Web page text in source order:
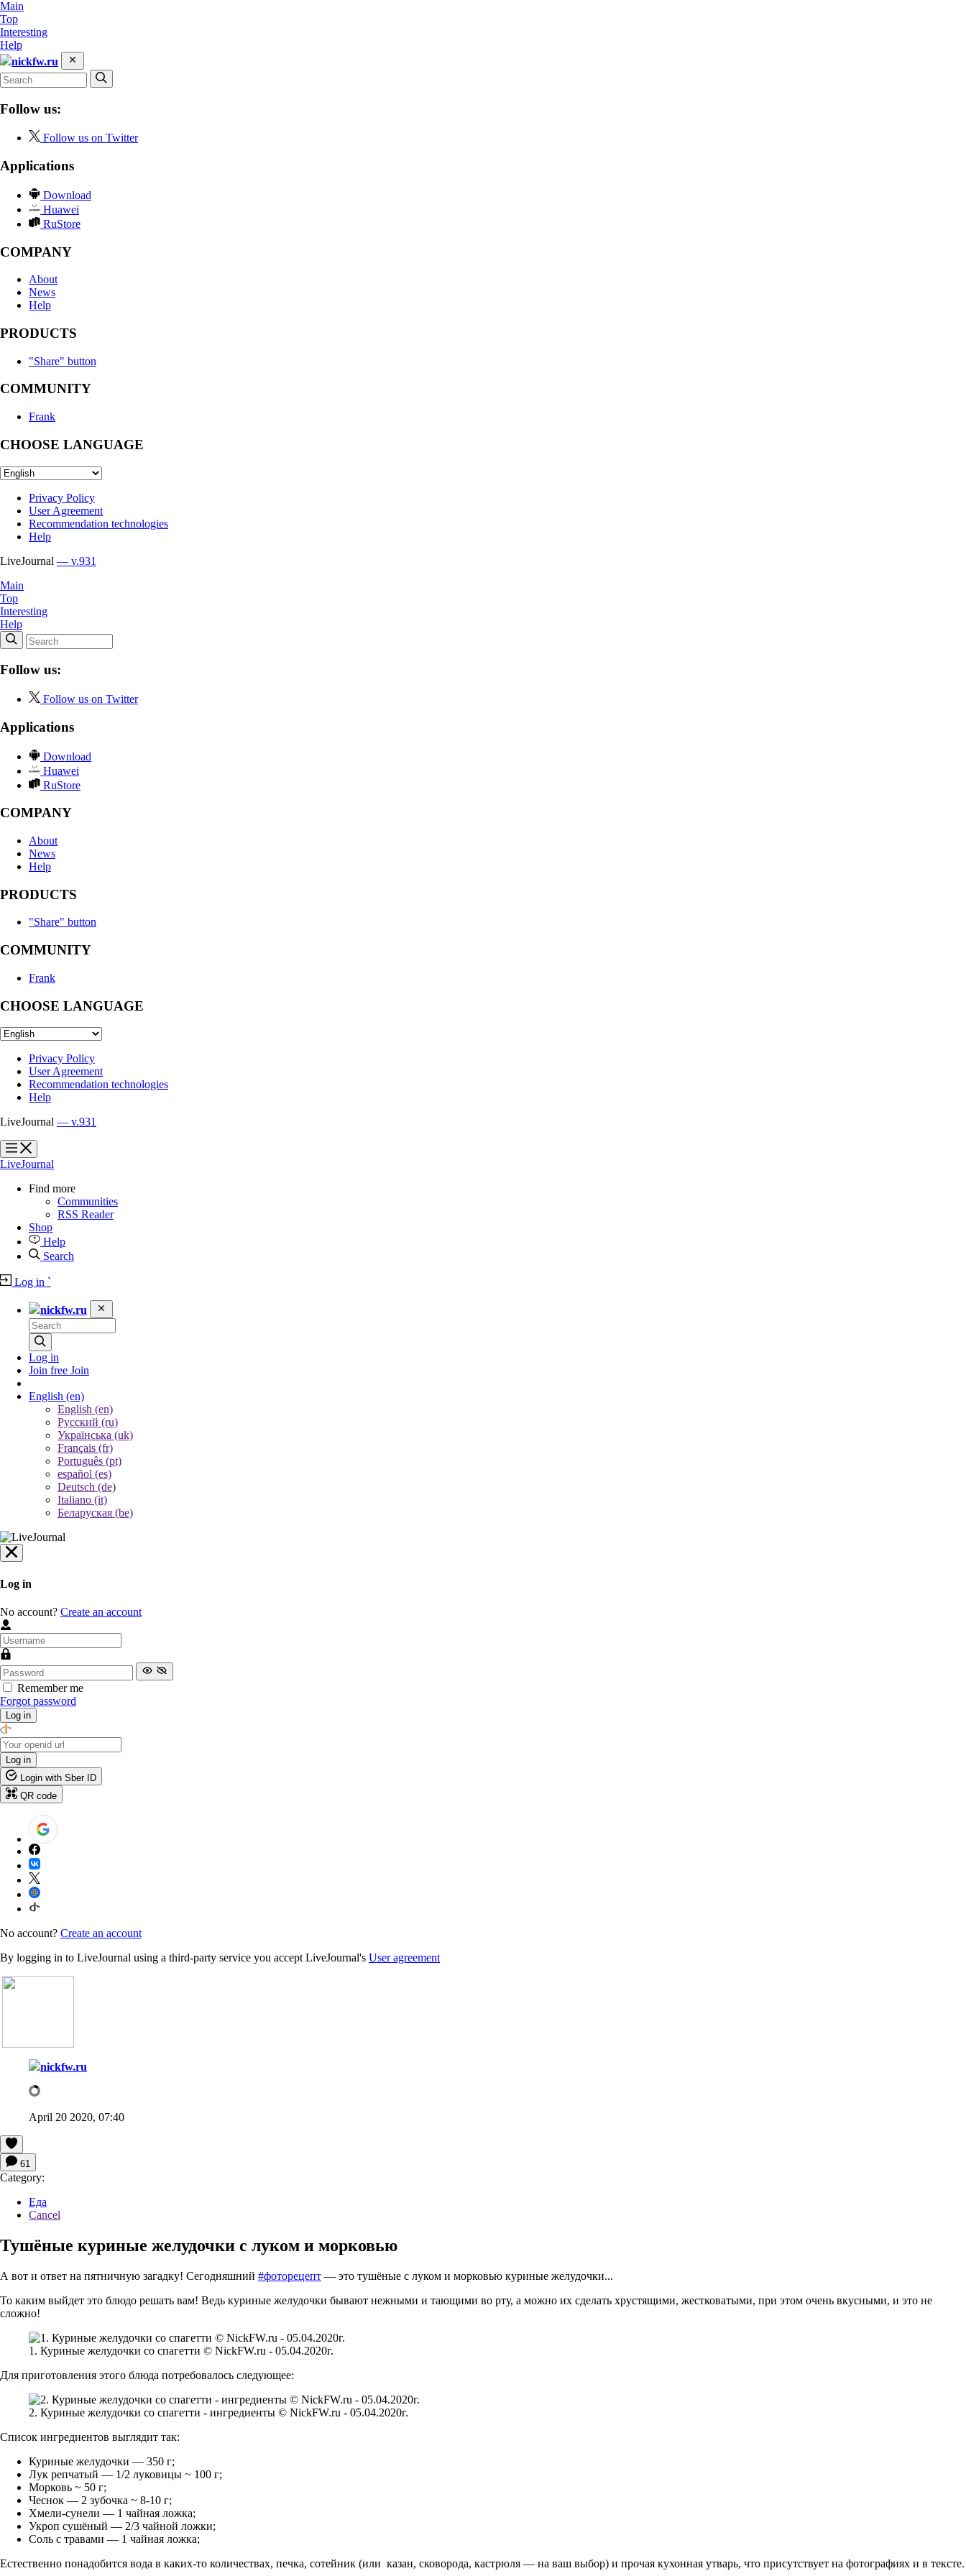
Main
Top
Interesting
Help
nickfw.ru
Follow us:
Follow us on Twitter
Applications
Download
Huawei
RuStore
COMPANY
About
News
Help
PRODUCTS
"Share" button
COMMUNITY
Frank
CHOOSE LANGUAGE
Privacy Policy
User Agreement
Recommendation technologies
Help
LiveJournal — v.931
Main
Top
Interesting
Help
Follow us:
Follow us on Twitter
Applications
Download
Huawei
RuStore
COMPANY
About
News
Help
PRODUCTS
"Share" button
COMMUNITY
Frank
CHOOSE LANGUAGE
Privacy Policy
User Agreement
Recommendation technologies
Help
LiveJournal — v.931
?
?
LiveJournal
Find more
Communities
RSS Reader
Shop
Help
Search
Log in `
nickfw.ru
Log in
Join free Join
English (en)
English (en)
Русский (ru)
Українська (uk)
Français (fr)
Português (pt)
español (es)
Deutsch (de)
Italiano (it)
Беларуская (be)
Log in
No account? Create an account
Remember me
Forgot password
Log in
Log in
Login with Sber ID
QR code
No account? Create an account
By logging in to LiveJournal using a third-party service you accept LiveJournal's User agreement
nickfw.ru
April 20 2020, 07:40
61
Category:
Еда
Cancel
Тушёные куриные желудочки с луком и морковью
А вот и ответ на пятничную загадку! Сегодняшний #фоторецепт — это тушёные с луком и морковью куриные желудочки...
То каким выйдет это блюдо решать вам! Ведь куриные желудочки бывают нежными и тающими во рту, а можно их сделать хрустящими, жестковатыми, при этом очень вкусными, и это не
сложно!
1. Куриные желудочки со спагетти © NickFW.ru - 05.04.2020г.
Для приготовления этого блюда потребовалось следующее:
2. Куриные желудочки со спагетти - ингредиенты © NickFW.ru - 05.04.2020г.
Список ингредиентов выглядит так:
Куриные желудочки — 350 г;
Лук репчатый — 1/2 луковицы ~ 100 г;
Морковь ~ 50 г;
Чеснок — 2 зубочка ~ 8-10 г;
Хмели-сунели — 1 чайная ложка;
Укроп сушёный — 2/3 чайной ложки;
Соль с травами — 1 чайная ложка;
Естественно понадобится вода в каких-то количествах, печка, сотейник (или казан, сковорода, кастрюля — на ваш выбор) и прочая кухонная утварь, что присутствует на фотографиях и в тексте.